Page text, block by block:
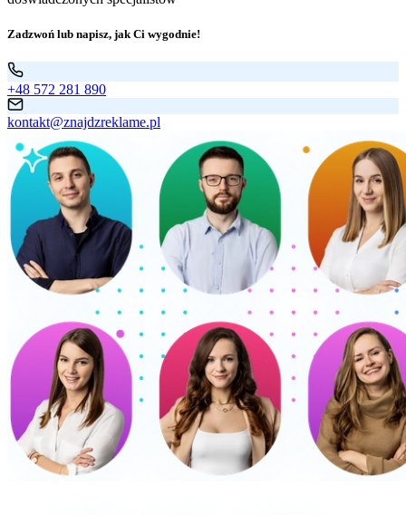
Zadzwoń lub napisz, jak Ci wygodnie!
+48 572 281 890
kontakt@znajdzreklame.pl